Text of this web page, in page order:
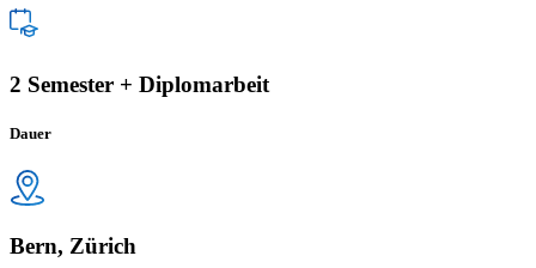
2 Semester + Diplomarbeit
Dauer
Bern, Zürich